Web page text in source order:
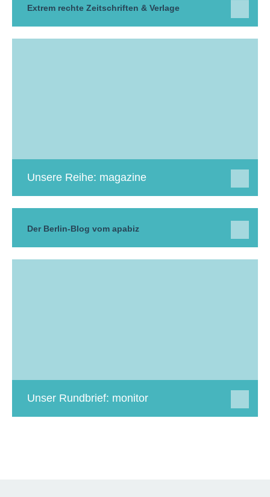
Extrem rechte Zeitschriften & Verlage
Unsere Reihe: magazine
Der Berlin-Blog vom apabiz
Unser Rundbrief: monitor